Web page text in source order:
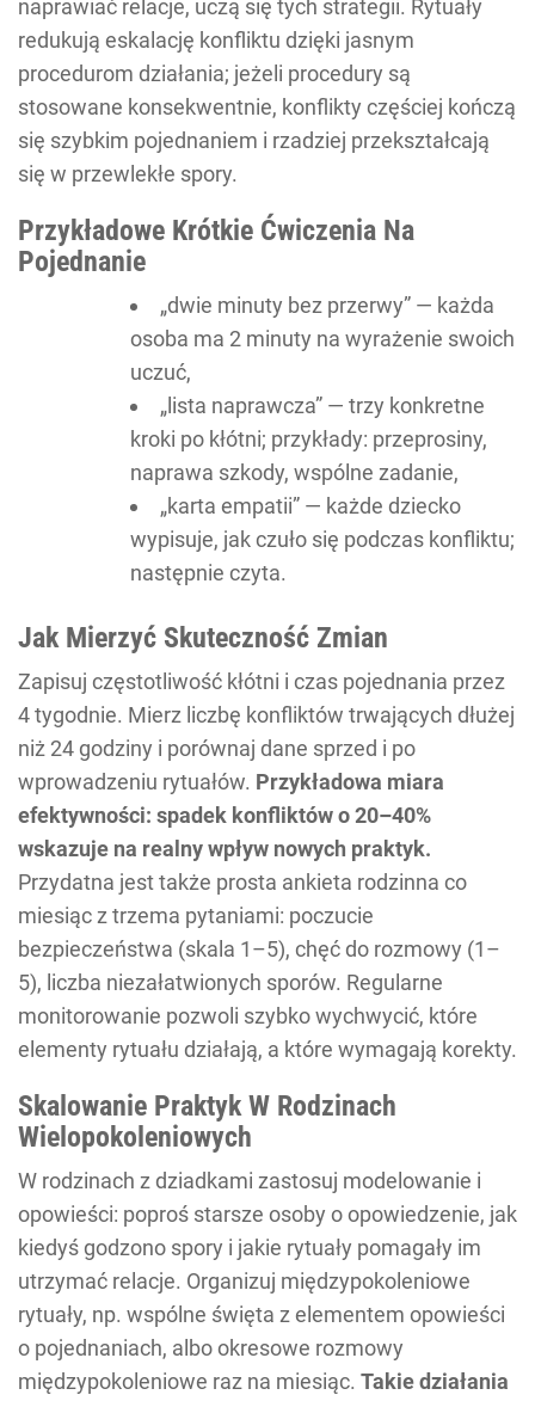
naprawiać relacje, uczą się tych strategii. Rytuały
redukują eskalację konfliktu dzięki jasnym
procedurom działania; jeżeli procedury są
stosowane konsekwentnie, konflikty częściej kończą
się szybkim pojednaniem i rzadziej przekształcają
się w przewlekłe spory.
Przykładowe Krótkie Ćwiczenia Na
Pojednanie
„dwie minuty bez przerwy” — każda
osoba ma 2 minuty na wyrażenie swoich
uczuć,
„lista naprawcza” — trzy konkretne
kroki po kłótni; przykłady: przeprosiny,
naprawa szkody, wspólne zadanie,
„karta empatii” — każde dziecko
wypisuje, jak czuło się podczas konfliktu;
następnie czyta.
Jak Mierzyć Skuteczność Zmian
Zapisuj częstotliwość kłótni i czas pojednania przez
4 tygodnie. Mierz liczbę konfliktów trwających dłużej
niż 24 godziny i porównaj dane sprzed i po
wprowadzeniu rytuałów. Przykładowa miara
efektywności: spadek konfliktów o 20–40%
wskazuje na realny wpływ nowych praktyk.
Przydatna jest także prosta ankieta rodzinna co
miesiąc z trzema pytaniami: poczucie
bezpieczeństwa (skala 1–5), chęć do rozmowy (1–
5), liczba niezałatwionych sporów. Regularne
monitorowanie pozwoli szybko wychwycić, które
elementy rytuału działają, a które wymagają korekty.
Skalowanie Praktyk W Rodzinach
Wielopokoleniowych
W rodzinach z dziadkami zastosuj modelowanie i
opowieści: poproś starsze osoby o opowiedzenie, jak
kiedyś godzono spory i jakie rytuały pomagały im
utrzymać relacje. Organizuj międzypokoleniowe
rytuały, np. wspólne święta z elementem opowieści
o pojednaniach, albo okresowe rozmowy
międzypokoleniowe raz na miesiąc. Takie działania